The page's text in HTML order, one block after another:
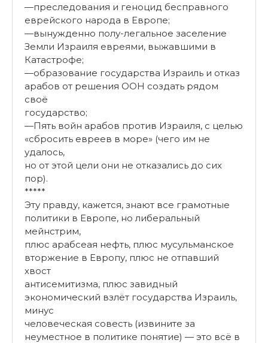
—преследования и геноцид бесправного
еврейского народа в Европе;
—вынужденно полу-легальное заселение
Земли Израиля евреями, выжавшими в
Катастрофе;
—образование государства Израиль и отказ
арабов от решения ООН создать рядом
своё
государство;
—Пять войн арабов против Израиля, с целью
«сбросить евреев в море» (чего им не
удалось,
но от этой цели они не отказались до сих
пор).
*****
Эту правду, кажется, знают все грамотные
политики в Европе, но либеральный
мейнстрим,
плюс арабсеая нефть, плюс мусульманское
вторжение в Европу, плюс не отпавший
хвост
антисемитизма, плюс завидный
экономический взлёт государства Израиль,
минус
человеческая совесть (извините за
неуместное в политике понятие) — это всё в